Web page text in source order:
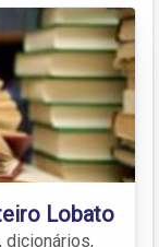
Lobato
dicionários,